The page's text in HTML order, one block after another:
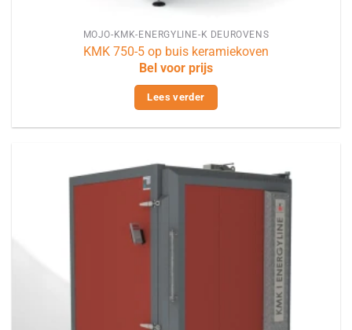
MOJO-KMK-ENERGYLINE-K DEUROVENS
KMK 750-5 op buis keramiekoven
Bel voor prijs
Lees verder